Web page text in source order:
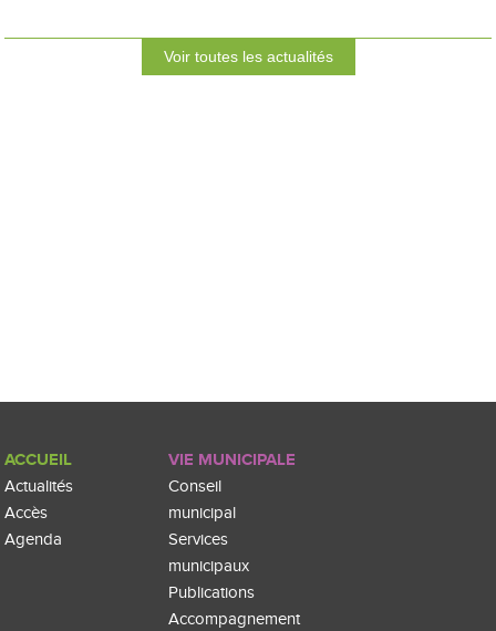
Voir toutes les actualités
ACCUEIL
Actualités
Accès
Agenda
VIE MUNICIPALE
Conseil
municipal
Services
municipaux
Publications
Accompagnement